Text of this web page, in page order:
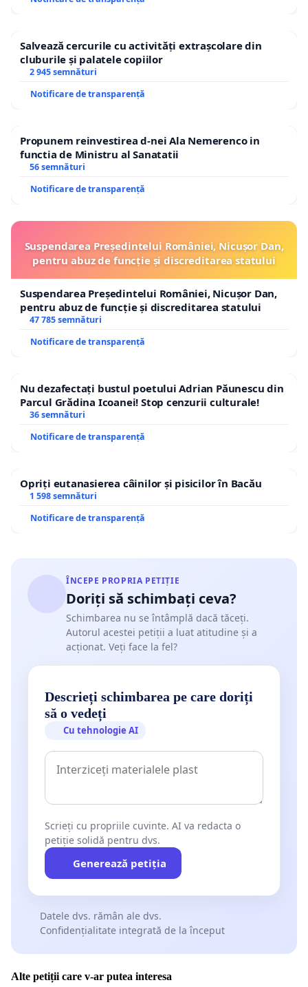
TRIMITĂ către:
➡️ PREŞEDINTELE ROMÂNIEI, DOMNUL KLAUS-WERNER
➡️ AVOCATUL POPORULUI, DOAMNA RENATE WEBER,
➡️DOAMNA PROCUROR GENERAL al Parchetului de pe
♦️ Stimați semnatari ai petiției, vă rog să vă
cu care v-aţi înregistrat semnătura❗
♦️ NOILE INFORMAŢII ŞI RĂSPUNSURILE PE CARE LE
acest link:https://www.petitieonline.com/a/
♦️ Pe Facebook, am publicat petiția la acest link:
Salvează cercurile cu activități extrașcolare din
cluburile și palatele copiilor
2 945 semnături
Notificare de transparență
Propunem reinvestirea d-nei Ala Nemerenco in
functia de Ministru al Sanatatii
56 semnături
Notificare de transparență
Suspendarea Președintelui României, Nicușor Dan,
pentru abuz de funcție și discreditarea statului
Suspendarea Președintelui României, Nicușor Dan,
pentru abuz de funcție și discreditarea statului
47 785 semnături
Notificare de transparență
Nu dezafectați bustul poetului Adrian Păunescu din
Parcul Grădina Icoanei! Stop cenzurii culturale!
36 semnături
Notificare de transparență
Opriți eutanasierea câinilor și pisicilor în Bacău
1 598 semnături
Notificare de transparență
ÎNCEPE PROPRIA PETIȚIE
Doriți să schimbați ceva?
Schimbarea nu se întâmplă dacă tăceți.
Autorul acestei petiții a luat atitudine și a
acționat. Veți face la fel?
Descrieți schimbarea pe care doriți
să o vedeți
Cu tehnologie AI
Scrieți cu propriile cuvinte. AI va redacta o
petiție solidă pentru dvs.
Generează petiția
Datele dvs. rămân ale dvs.
Confidențialitate integrată de la început
Alte petiții care v-ar putea interesa